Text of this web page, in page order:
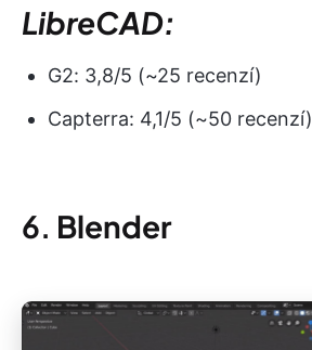
LibreCAD:
G2: 3,8/5 (~25 recenzí)
Capterra: 4,1/5 (~50 recenzí)
6. Blender